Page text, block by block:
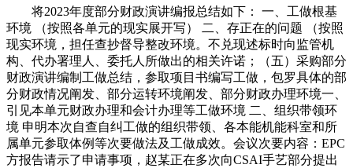
将2023年度部分财政演讲编报总结如下： 一、工做根基
环境 （按照各单元的现实展开写） 二、存正在的问题 （按照
现实环境，担任查抄督导整改环境。不兑现述标时向监管机
构、代办署理人、委托人所做出的相关许诺；（五）采购部分
财政演讲编制工做总结，参取项目书编写工做，包罗具体的部
分财政情况阐发、部分运转环境阐发、部分财政办理环境一、
引见本单元财政办理和会计办理等工做环境 二、组织带领环
境 申明本次自查自纠工做的组织带领、各本能机能科室和所
属单元参取体例等次要做法及工做成效。会议次要内容：EPC
方报告请示了申请事项，赵某正在多次向CSAI手艺部分提出